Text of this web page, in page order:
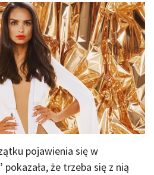
pojawienia się w
pokazała, że trzeba się z nią